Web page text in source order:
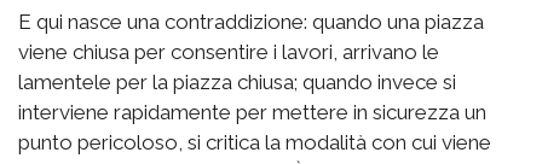
E qui nasce una contraddizione: quando una piazza
viene chiusa per consentire i lavori, arrivano le
lamentele per la piazza chiusa; quando invece si
interviene rapidamente per mettere in sicurezza un
punto pericoloso, si critica la modalità con cui viene